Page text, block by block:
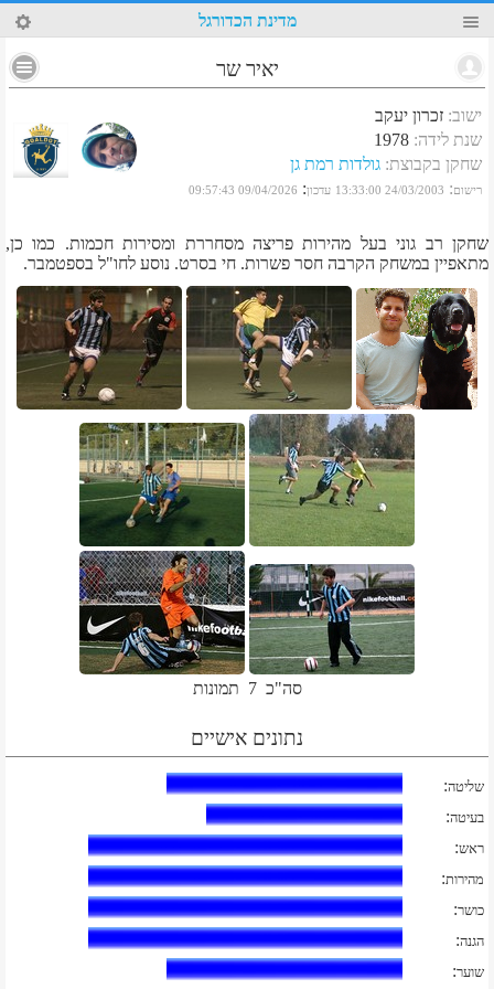
7 מדינת הכדורגל
יאיר שר
ישוב: זכרון יעקב
שנת לידה:
1978
שחקן בקבוצת: גולדות רמת גן
רישום:
24/03/2003 13:33:00 עדכון:
09/04/2026 09:57:43
שחקן רב גוני בעל מהירות פריצה מסחררת ומסירות חכמות. כמו כן,
מתאפיין במשחק הקרבה חסר פשרות. חי בסרט. נוסע לחו"ל בספטמבר.
סה"כ 7 תמונות
נתונים אישיים
שליטה:
בעיטה:
ראש:
מהירות:
כושר:
הגנה:
שוער: